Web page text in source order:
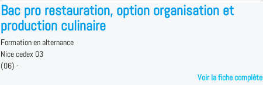
Bac pro restauration, option organisation et
production culinaire
Formation en alternance
Nice cedex 03
(06) -
Voir la fiche complète